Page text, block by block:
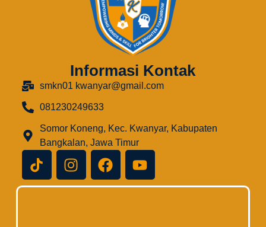
Informasi Kontak
smkn01 kwanyar@gmail.com
081230249633
Somor Koneng, Kec. Kwanyar, Kabupaten
Bangkalan, Jawa Timur